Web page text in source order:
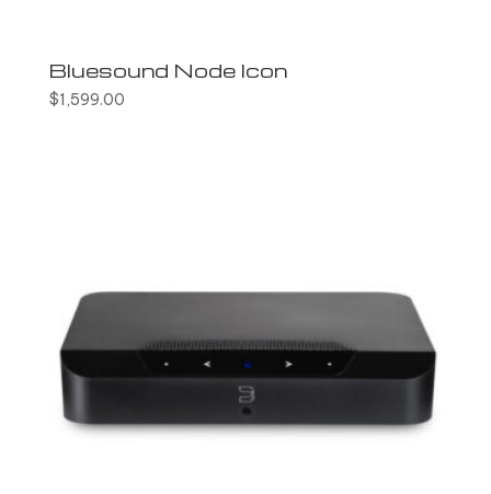
Bluesound Node Icon
$1,599.00